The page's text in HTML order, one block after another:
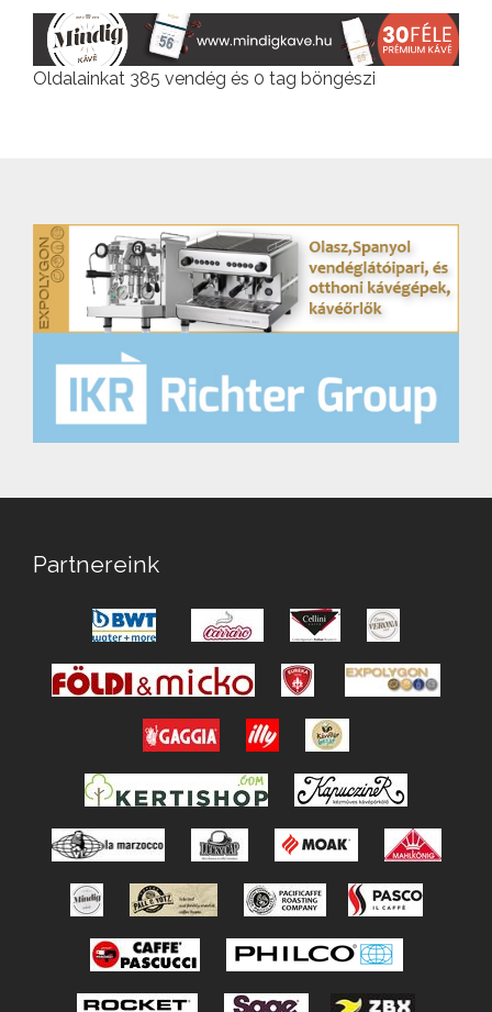
Oldalainkat 385 vendég és 0 tag böngészi
Partnereink